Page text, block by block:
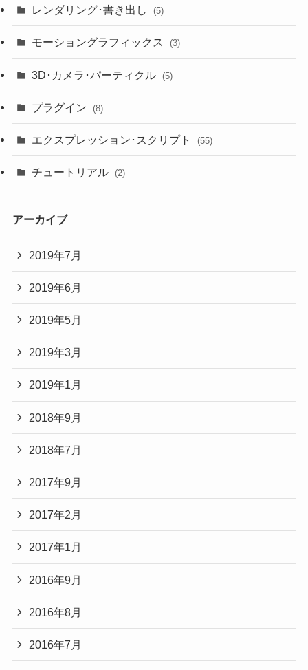
レンダリング･書き出し (5)
モーショングラフィックス (3)
3D･カメラ･パーティクル (5)
プラグイン (8)
エクスプレッション･スクリプト (55)
チュートリアル (2)
アーカイブ
2019年7月
2019年6月
2019年5月
2019年3月
2019年1月
2018年9月
2018年7月
2017年9月
2017年2月
2017年1月
2016年9月
2016年8月
2016年7月